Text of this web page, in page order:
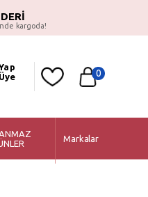
kargoda!
0
Markalar